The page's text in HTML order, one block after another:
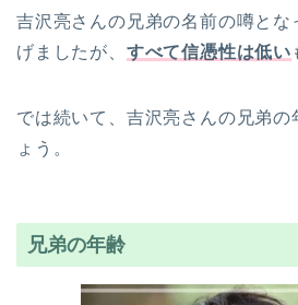
吉沢亮さんの兄弟の名前の噂とな
げましたが、 すべて信憑性は低い
では続いて、吉沢亮さんの兄弟の
ょう。
兄弟の年齢